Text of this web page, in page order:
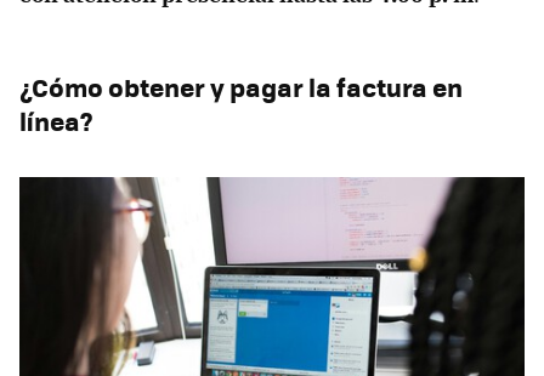
¿Cómo obtener y pagar la factura en
línea?